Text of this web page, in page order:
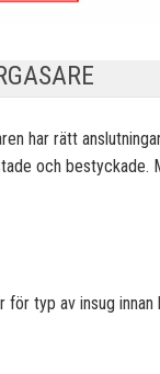
har rätt
och
typ av insug